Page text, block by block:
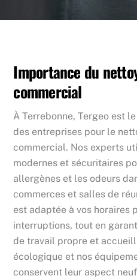
Importance du
commercial
À Terrebonne, Tergeo est
des entreprises pour le
commercial. Nos experts
modernes et sécuritaires
allergènes et les odeurs
commerces et salles de
est adaptée à vos horaires
interruptions, tout en
de travail propre et
écologique et nos
conservent leur aspect